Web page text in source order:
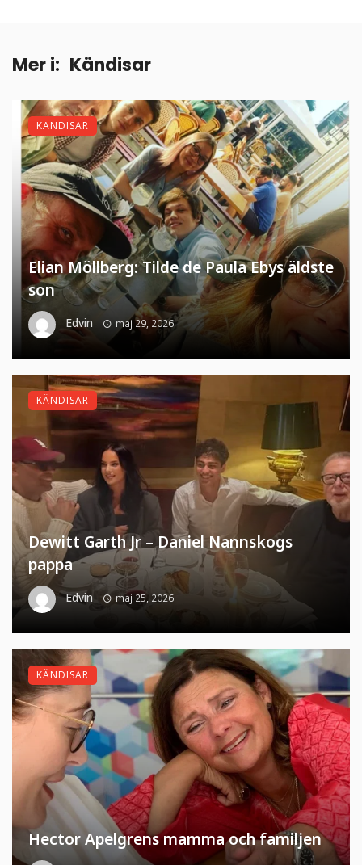
Mer i: Kändisar
Elian Möllberg: Tilde de Paula Ebys äldste
son
Edvin maj 29, 2026
KÄNDISAR
Dewitt Garth Jr – Daniel Nannskogs
pappa
Edvin maj 25, 2026
KÄNDISAR
Hector Apelgrens mamma och familjen
KÄNDISAR